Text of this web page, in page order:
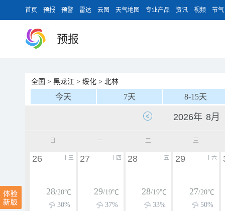
首页 预报 预警 雷达 云图 天气地图 专业产品 资讯 视频 节气
预报
全国 > 黑龙江 > 绥化 > 北林
今天 7天 8-15天
日 一 二 三
十三
26
28/20℃
30%
十四
27
29/19℃
37%
十五
28
28/19℃
33%
十六
29
27/20℃
50%